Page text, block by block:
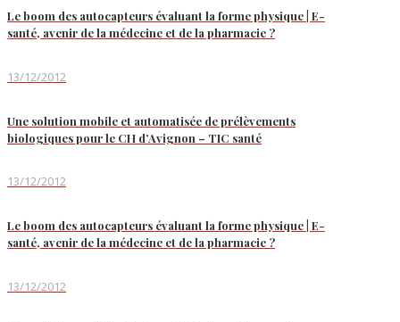
Le boom des autocapteurs évaluant la forme physique | E-
santé, avenir de la médecine et de la pharmacie ?
13/12/2012
Une solution mobile et automatisée de prélèvements
biologiques pour le CH d’Avignon – TIC santé
13/12/2012
Le boom des autocapteurs évaluant la forme physique | E-
santé, avenir de la médecine et de la pharmacie ?
13/12/2012